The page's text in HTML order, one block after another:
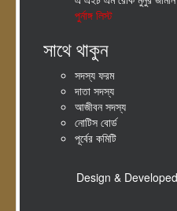
পুর্নাঙ্গ লিস্ট
সাথে থাকুন
সদস্য ফরম
দাতা সদস্য
আজীবন সদস্য
নোটিস বোর্ড
পূর্বের কমিটি
Design &